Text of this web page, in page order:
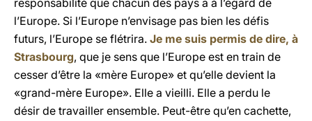
responsabilité que chacun des pays a à l’égard de
l’Europe. Si l’Europe n’envisage pas bien les défis
futurs, l’Europe se flétrira. Je me suis permis de dire, à
Strasbourg, que je sens que l’Europe est en train de
cesser d’être la «mère Europe» et qu’elle devient la
«grand-mère Europe». Elle a vieilli. Elle a perdu le
désir de travailler ensemble. Peut-être qu’en cachette,